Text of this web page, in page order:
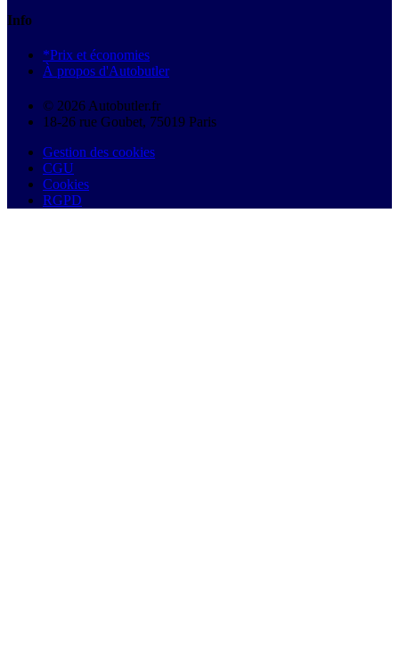
Info
*Prix et économies
À propos d'Autobutler
© 2026 Autobutler.fr
18-26 rue Goubet, 75019 Paris
Gestion des cookies
CGU
Cookies
RGPD